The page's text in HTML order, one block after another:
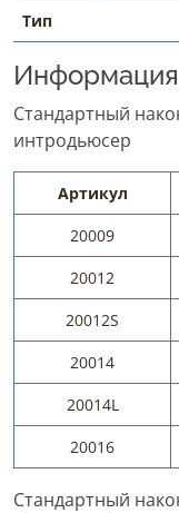
Тип
Информация
Стандартный
интродьюсер
Артикул
20009
20012
20012S
20014
20014L
20016
Стандартный